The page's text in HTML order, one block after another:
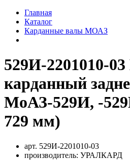
Главная
Каталог
Карданные валы МОАЗ
529И-2201010-
карданный
МоАЗ-529И, -
729 мм)
арт. 529И-2201010-03
производитель: УРАЛКАРД